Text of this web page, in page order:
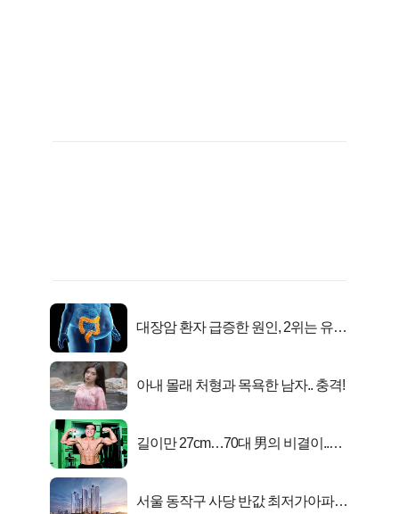
대장암 환자 급증한 원인, 2위는 유산
아내 몰래 처형과 목욕한 남자.. 충격!
길이만 27cm…70대 男의 비결이..충
서울 동작구 사당 반값 최저가아파트